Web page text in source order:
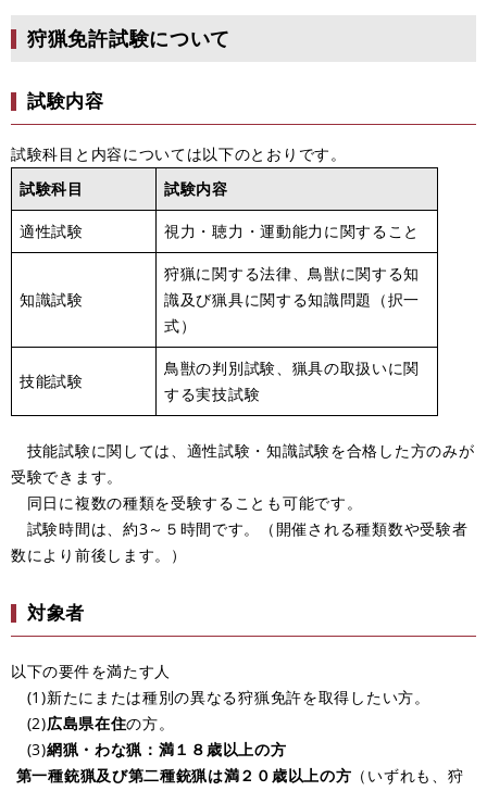
狩猟免許試験について
試験内容
試験科目と内容については以下のとおりです。
試験科目
試験内容
適性試験 視力・聴力・運動能力に関すること
知識試験
狩猟に関する法律、鳥獣に関する知
識及び猟具に関する知識問題（択一
式）
技能試験
鳥獣の判別試験、猟具の取扱いに関
する実技試験
技能試験に関しては、適性試験・知識試験を合格した方のみが
受験できます。
同日に複数の種類を受験することも可能です。
試験時間は、約3～５時間です。（開催される種類数や受験者
数により前後します。）
対象者
以下の要件を満たす人
(1)新たにまたは種別の異なる狩猟免許を取得したい方。
(2)広島県在住の方。
(3)網猟・わな猟：満１８歳以上の方
第一種銃猟及び第二種銃猟は満２０歳以上の方 （いずれも、狩